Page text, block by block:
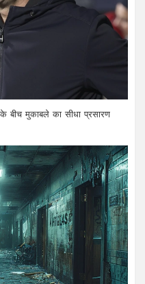
बीच मुकाबले का सीधा प्रसारण